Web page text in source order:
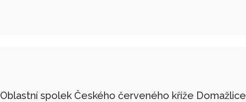
Oblastní spolek Českého červeného kříže Domažlice